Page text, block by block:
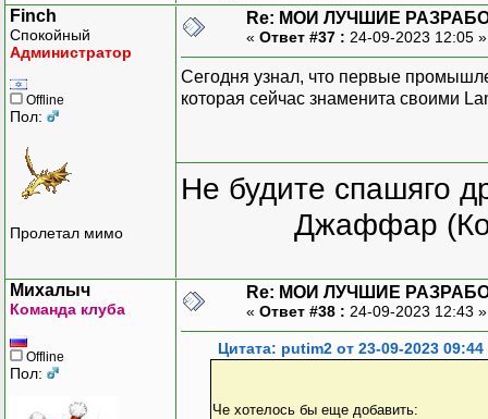
Finch
Спокойный
Администратор
Offline
Пол:
Пролетал мимо
Re: МОИ ЛУЧШИЕ
« Ответ #37 : 24-09-2023 12:05
Сегодня узнал, что первые
которая сейчас знаменита своими
Не будите спашяго
Джаффар
Михалыч
Команда клуба
Offline
Пол:
Re: МОИ ЛУЧШИЕ
« Ответ #38 : 24-09-2023 12:43
Цитата: putim2 от 23-09-2023 09:44
Че хотелось бы еще добавить: